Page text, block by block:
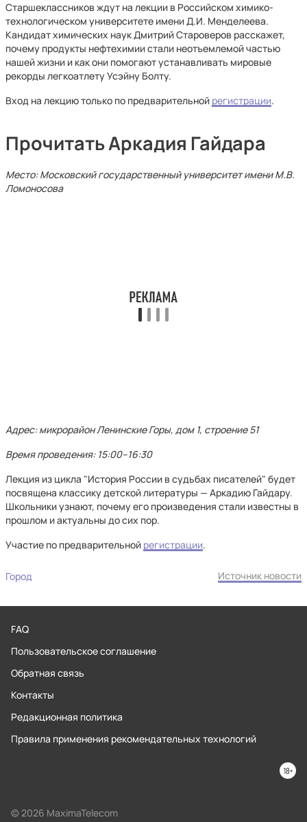
Старшеклассников ждут на лекции в Российском химико-
технологическом университете имени Д.И. Менделеева.
Кандидат химических наук Дмитрий Староверов расскажет,
почему продукты нефтехимии стали неотъемлемой частью
нашей жизни и как они помогают устанавливать мировые
рекорды легкоатлету Усэйну Болту.
Вход на лекцию только по предварительной регистрации.
Прочитать Аркадия Гайдара
Место: Московский государственный университет имени М.В.
Ломоносова
Адрес: микрорайон Ленинские Горы, дом 1, строение 51
Время проведения: 15:00–16:30
Лекция из цикла "История России в судьбах писателей" будет
посвящена классику детской литературы — Аркадию Гайдару.
Школьники узнают, почему его произведения стали известны в
прошлом и актуальны до сих пор.
Участие по предварительной регистрации.
Город Источник новости
FAQ
Пользовательское соглашение
Обратная связь
Контакты
Редакционная политика
Правила применения рекомендательных технологий
© 2026 MaximaTelecom